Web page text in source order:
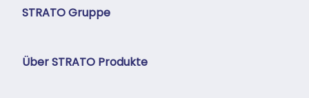
STRATO Gruppe
Über STRATO Produkte